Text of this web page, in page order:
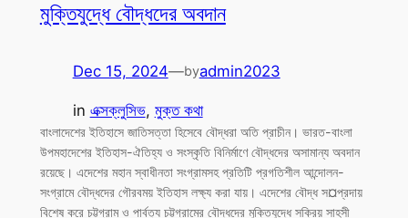
মুক্তিযুদ্ধে বৌদ্ধদের অবদান
Dec 15, 2024—byadmin2023
in এক্সক্লুসিভ, মুক্ত কথা
বাংলাদেশের ইতিহাসে জাতিসত্তা হিসেবে বৌদ্ধরা অতি প্রাচীন। ভারত-বাংলা
উপমহাদেশের ইতিহাস-ঐতিহ্য ও সংস্কৃতি বিনির্মাণে বৌদ্ধদের অসামান্য অবদান
রয়েছে। এদেশের মহান স্বাধীনতা সংগ্রামসহ প্রতিটি প্রগতিশীল আন্দোলন-
সংগ্রামে বৌদ্ধদের গৌরবময় ইতিহাস লক্ষ্য করা যায়। এদেশের বৌদ্ধ স¤প্রদায়
বিশেষ করে চট্টগ্রাম ও পার্বত্য চট্টগ্রামের বৌদ্ধদের মুক্তিযুদ্ধে সক্রিয় সাহসী